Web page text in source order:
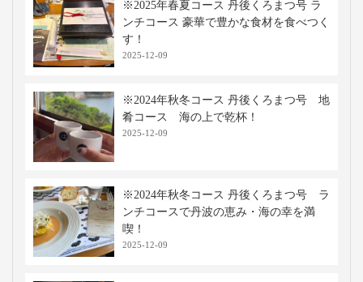
※2025年春夏コース 丹後くろまつ号 ラ
ンチコース 豪華で豊かな食材を食べつく
す！
2025-12-09
※2024年秋冬コース 丹後くろまつ号 地
肴コース 海の上で乾杯！
2025-12-09
※2024年秋冬コース 丹後くろまつ号 ラ
ンチコースで丹波の恵み・海の幸を満
喫！
2025-12-09